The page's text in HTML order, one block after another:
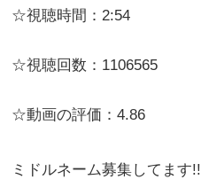
☆視聴時間：2:54
☆視聴回数：1106565
☆動画の評価：4.86
ミドルネーム募集してます!!